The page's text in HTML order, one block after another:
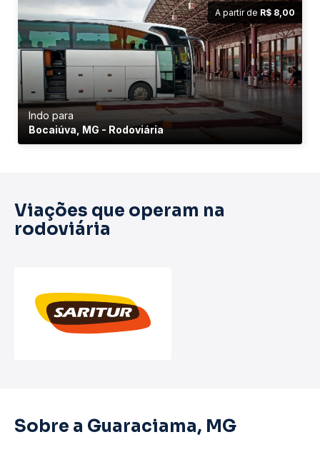
A partir de R$ 8,00
Indo para
Bocaiúva, MG - Rodoviária
Viações que operam na
rodoviária
Sobre a Guaraciama, MG